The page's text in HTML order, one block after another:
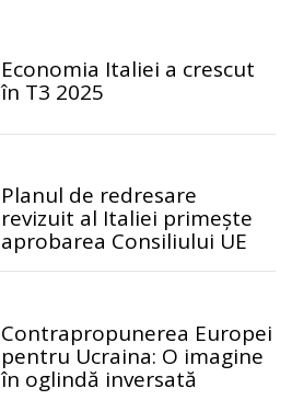
Economia Italiei a crescut
în T3 2025
Planul de redresare
revizuit al Italiei primește
aprobarea Consiliului UE
Contrapropunerea Europei
pentru Ucraina: O imagine
în oglindă inversată